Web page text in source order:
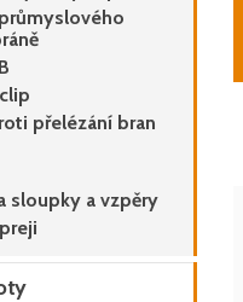
přelézání bran
sloupky a vzpěry